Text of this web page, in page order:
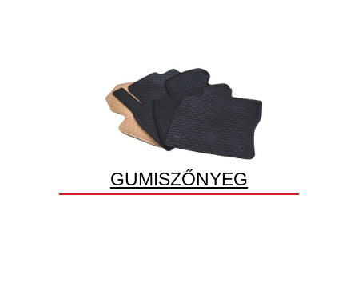
GUMISZŐNYEG